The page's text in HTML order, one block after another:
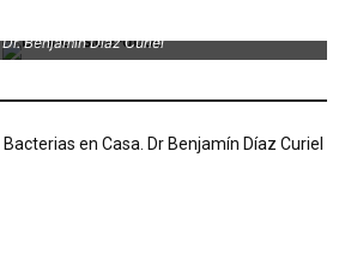
Dr. Benjamin Díaz Curiel
Bacterias en Casa. Dr Benjamín Díaz Curiel